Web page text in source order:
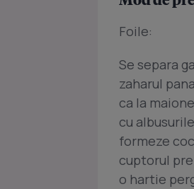
Foile:
Se separa
zaharul
ca la
cu
formeze
cuptorul
o hartie